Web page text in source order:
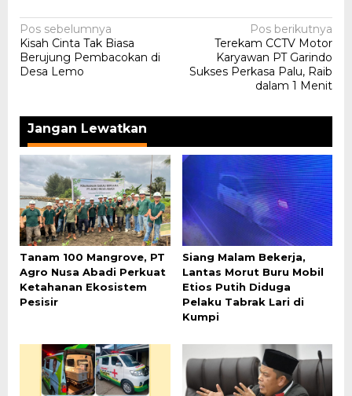
Navigasi
pos
Pos sebelumnya
Kisah Cinta Tak Biasa
Berujung Pembacokan di
Desa Lemo
Pos berikutnya
Terekam CCTV Motor
Karyawan PT Garindo
Sukses Perkasa Palu, Raib
dalam 1 Menit
Jangan Lewatkan
Tanam 100 Mangrove, PT
Agro Nusa Abadi Perkuat
Ketahanan Ekosistem
Pesisir
Siang Malam Bekerja,
Lantas Morut Buru Mobil
Etios Putih Diduga
Pelaku Tabrak Lari di
Kumpi